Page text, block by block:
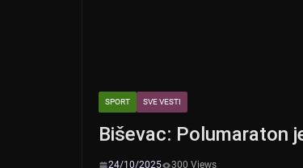
SPORT SVE VESTI
Biševac: Polumaraton
24/10/2025 300 Views